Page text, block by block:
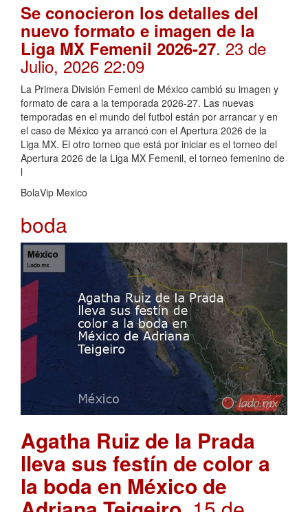
Se conocieron los detalles del
nuevo formato e imagen de la
Liga MX Femenil 2026-27. 23 de
Julio, 2026 22:09
La Primera División Femenl de México cambió su imagen y
formato de cara a la temporada 2026-27. Las nuevas
temporadas en el mundo del futbol están por arrancar y en
el caso de México ya arrancó con el Apertura 2026 de la
Liga MX. El otro torneo que está por iniciar es el torneo del
Apertura 2026 de la Liga MX Femenil, el torneo femenino de
l
BolaVip Mexico
boda
Agatha Ruiz de la Prada
lleva sus festín de color a
la boda en México de